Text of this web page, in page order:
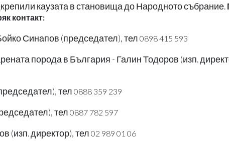
каузата в становища до Народното събрание.
контакт:
Синапов (председател), тел 0898 415 593
порода в България - Галин Тодоров (изп.
тел 0888 359 239
тел 0887 782 597
(изп. директор), тел 02 989 01 06